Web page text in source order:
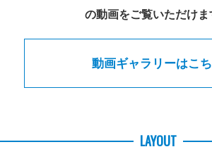
の動画をご覧いただけま
動画ギャラリーはこ
LAYOUT